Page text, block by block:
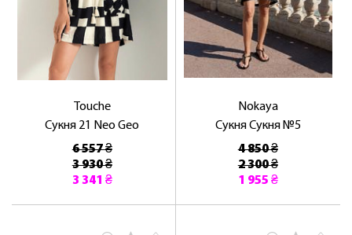
Touche
Сукня 21 Neo Geo
6 557 ₴
3 930 ₴
3 341 ₴
Nokaya
Сукня Сукня №5
4 850 ₴
2 300 ₴
1 955 ₴